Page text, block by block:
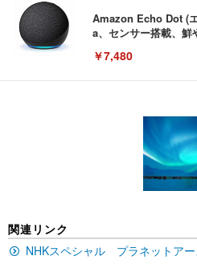
Amazon Echo Dot (
a、センサー搭載、
￥7,480
[EdoErgo] オフィス
い 跳ね上げ式アーム
キング pc 事務椅子
ン樹脂ベース 通気性
(黒網+黒枠+黒足)
ュチェア 人間工学
EIZO ビジネス向け
EV3240X-WT | 31.5
￥105,595
イト
Amazonベーシック
回使い捨て 無香料 ホ
x2袋(84枚) ホワイト(
関連リンク
NHKスペシャル プラネットア